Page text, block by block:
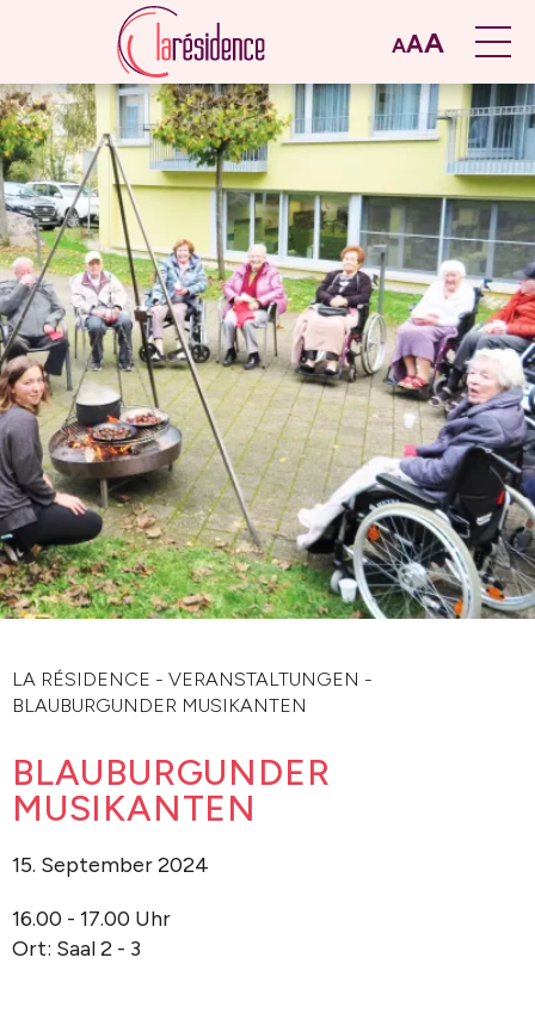
AAA
LA RÉSIDENCE - VERANSTALTUNGEN -
BLAUBURGUNDER MUSIKANTEN
BLAUBURGUNDER
MUSIKANTEN
15. September 2024
16.00 - 17.00 Uhr
Ort: Saal 2 - 3